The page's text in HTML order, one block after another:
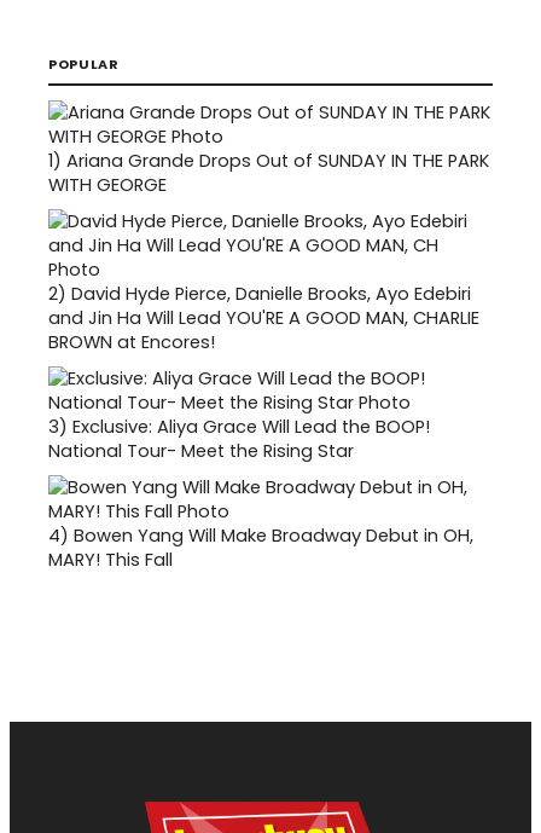
POPULAR
1) Ariana Grande Drops Out of SUNDAY IN THE PARK
WITH GEORGE
2) David Hyde Pierce, Danielle Brooks, Ayo Edebiri
and Jin Ha Will Lead YOU'RE A GOOD MAN, CHARLIE
BROWN at Encores!
3) Exclusive: Aliya Grace Will Lead the BOOP!
National Tour- Meet the Rising Star
4) Bowen Yang Will Make Broadway Debut in OH,
MARY! This Fall